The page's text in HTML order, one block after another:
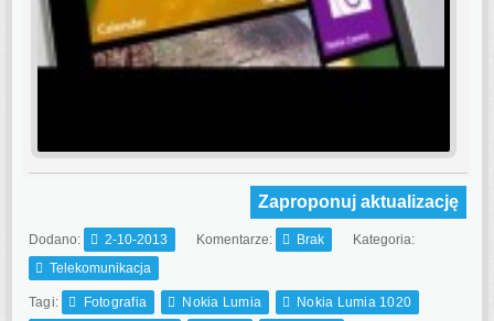
Zaproponuj aktualizację
Dodano: 2-10-2013 Komentarze: Brak
Kategoria:
Telekomunikacja
Tagi: Fotografia Nokia Lumia
Nokia Lumia 1020